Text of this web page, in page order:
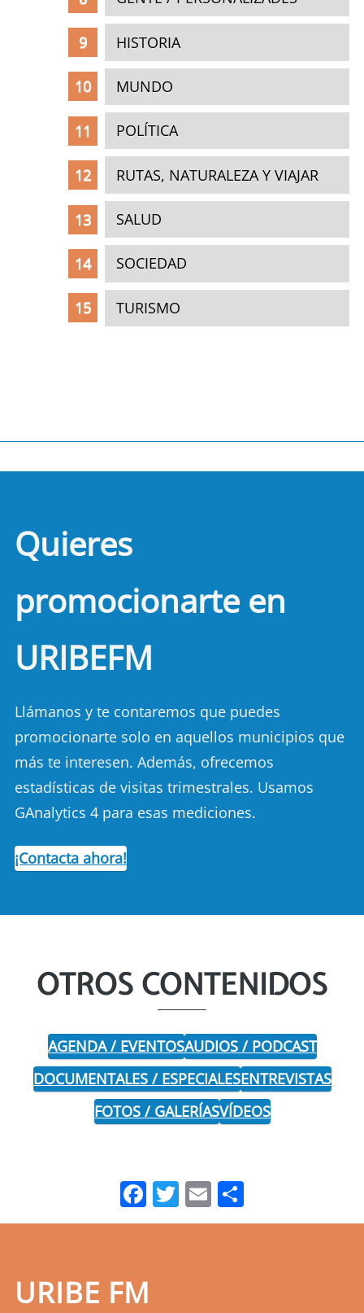
HISTORIA
MUNDO
POLÍTICA
RUTAS, NATURALEZA Y VIAJAR
SALUD
SOCIEDAD
TURISMO
Quieres
promocionarte en
URIBEFM
Llámanos y te contaremos que puedes
promocionarte solo en aquellos municipios que
más te interesen. Además, ofrecemos
estadísticas de visitas trimestrales. Usamos
GAnalytics 4 para esas mediciones.
¡Contacta ahora!
OTROS CONTENIDOS
AGENDA / EVENTOSAUDIOS / PODCAST
DOCUMENTALES / ESPECIALESENTREVISTAS
FOTOS / GALERÍASVÍDEOS
Facebook
Twitter
Email
URIBE FM